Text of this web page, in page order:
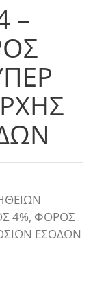
–
4%, ΦΟΡΟΣ
ΕΣΟΔΩΝ